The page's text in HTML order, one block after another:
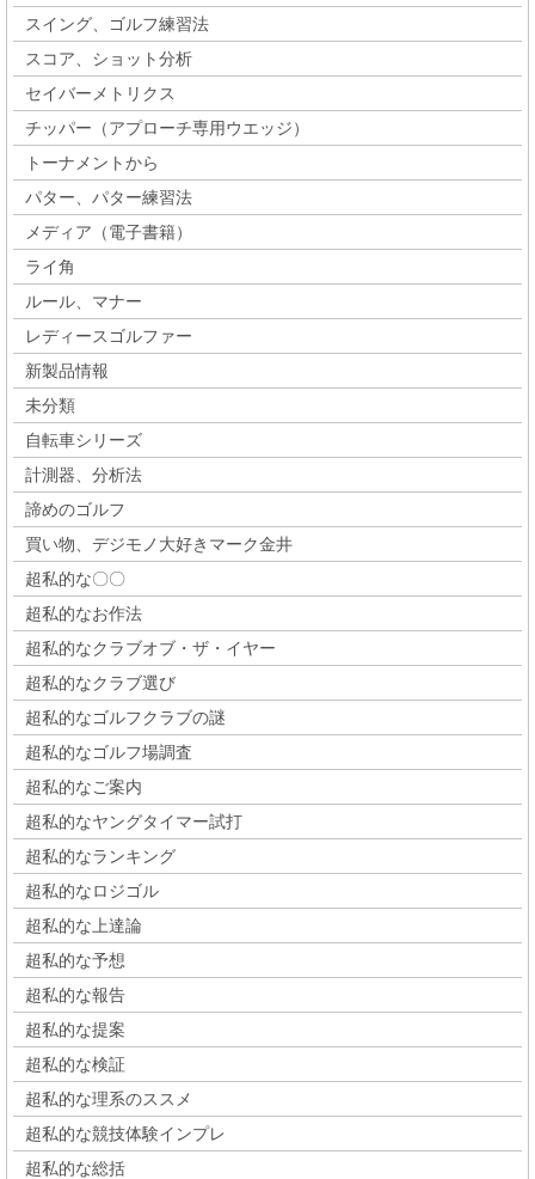
スイング、ゴルフ練習法
スコア、ショット分析
セイバーメトリクス
チッパー（アプローチ専用ウエッジ）
トーナメントから
パター、パター練習法
メディア（電子書籍）
ライ角
ルール、マナー
レディースゴルファー
新製品情報
未分類
自転車シリーズ
計測器、分析法
諦めのゴルフ
買い物、デジモノ大好きマーク金井
超私的な〇〇
超私的なお作法
超私的なクラブオブ・ザ・イヤー
超私的なクラブ選び
超私的なゴルフクラブの謎
超私的なゴルフ場調査
超私的なご案内
超私的なヤングタイマー試打
超私的なランキング
超私的なロジゴル
超私的な上達論
超私的な予想
超私的な報告
超私的な提案
超私的な検証
超私的な理系のススメ
超私的な競技体験インプレ
超私的な総括